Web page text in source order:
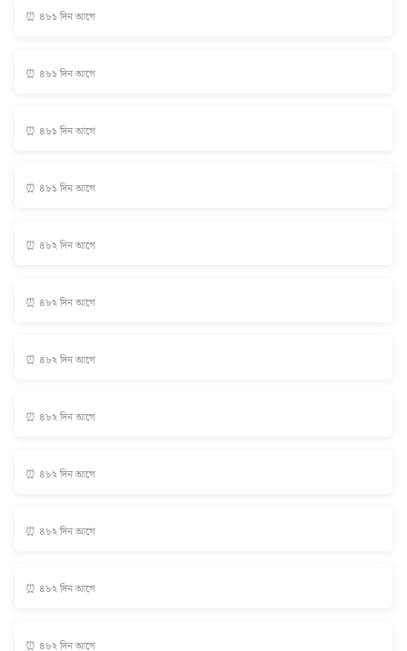
⏰ ৪৮১ দিন আগে
⏰ ৪৮১ দিন আগে
⏰ ৪৮১ দিন আগে
⏰ ৪৮১ দিন আগে
⏰ ৪৮২ দিন আগে
⏰ ৪৮২ দিন আগে
⏰ ৪৮২ দিন আগে
⏰ ৪৮২ দিন আগে
⏰ ৪৮২ দিন আগে
⏰ ৪৮২ দিন আগে
⏰ ৪৮২ দিন আগে
⏰ ৪৮২ দিন আগে